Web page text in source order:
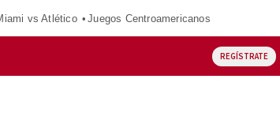
vs Atlético Juegos Centroamericanos
REGÍSTRATE